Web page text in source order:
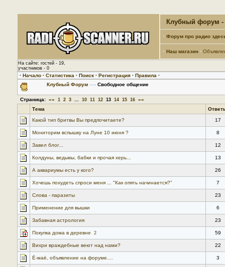
Клубный форум -
· Форум про радио
· Наш магазин ·
На сайте: гостей - 19,
участников - 0
· Начало · Статистика · Поиск · Регистрация · Правила ·
Клубный Форум —› Свободное общение
Страница: «« 1 2 3 10 11 12 13 14 15 16 »»
Тема
Какой тип бритвы Вы предпочитаете?
17
Мониторим вспышку на Луне 10 июня ? 8
Завел блог... 12
Колдуны, ведьмы, бабки и прочая херь... 13
А аквариумы есть у кого? 26
Хочешь похудеть спроси меня ... "Как опять начинается?" 7
Слова - паразиты 23
Применение для вышки 6
Забавная астрология 23
Покупка дома в деревне 2 59
Вихри враждебные веют над нами? 22
Ё-маё, объявление на форуме.... 3